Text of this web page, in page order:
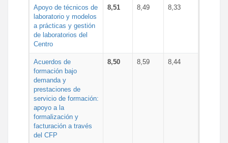
Apoyo de técnicos de
laboratorio y modelos
a prácticas y gestión
de laboratorios del
Centro
8,51 8,49 8,33
Acuerdos de
formación bajo
demanda y
prestaciones de
servicio de formación:
apoyo a la
formalización y
facturación a través
del CFP
8,50 8,59 8,44